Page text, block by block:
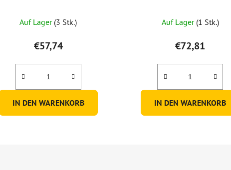
durchschnittliche
Produktbewertung
ist
5,0
von
Sternen.
Auf Lager (3 Stk.)
€57,74
IN DEN WARENKORB
Auf Lager (1 Stk.)
€72,81
IN DEN WARENKORB